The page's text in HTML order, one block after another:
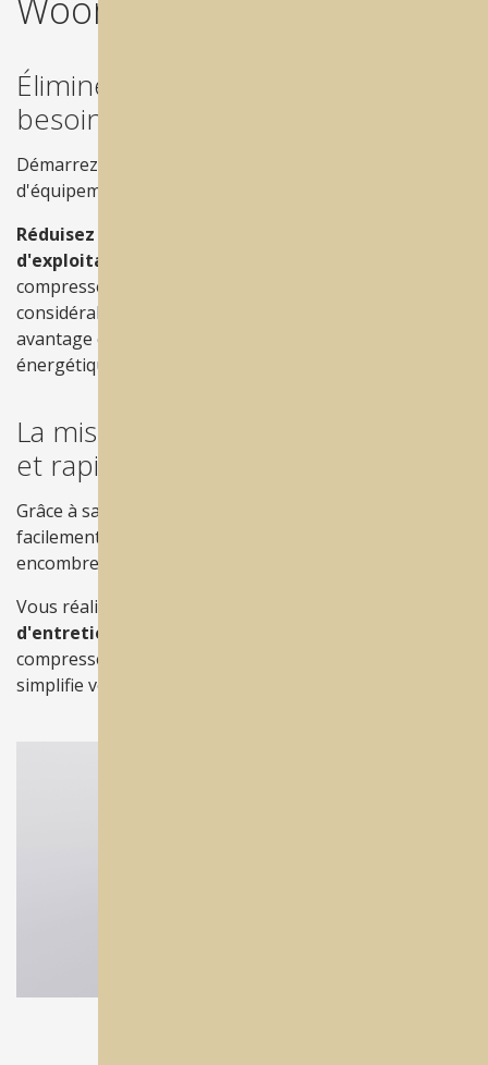
Woom entre en scène !
Éliminez complètement votre
besoin en air !
Démarrez la production sans avoir besoin
d'équipement supplémentaire !
Réduisez l'encombrement et les coûts
d'exploitation.
compresseur et sans assécheur d'air réduit
considérablement l'encombrement et offre un
avantage considérable en termes d'efficacité
énergétique.
La mise en production est simple
et rapide.
Grâce à sa
facilement à n'importe quel environnement avec un
encombrement minimal.
Vous réaliserez aussi des
d'entretien
compresseurs, sécheurs et autres équipements,
simplifie votre flux de travail !